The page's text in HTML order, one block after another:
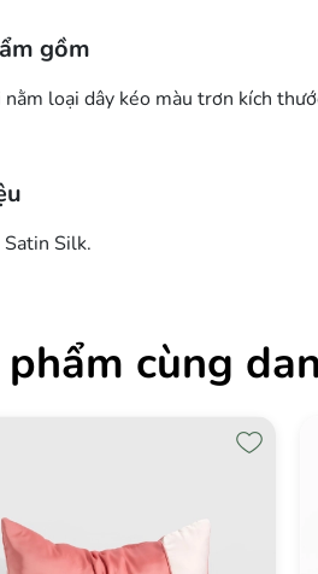
gồm
loại dây kéo màu trơn kích
Silk.
phẩm cùng